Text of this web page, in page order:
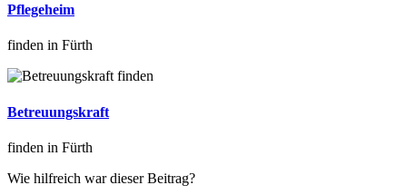
Pflegeheim
finden in Fürth
Betreuungskraft
finden in Fürth
Wie hilfreich war dieser Beitrag?